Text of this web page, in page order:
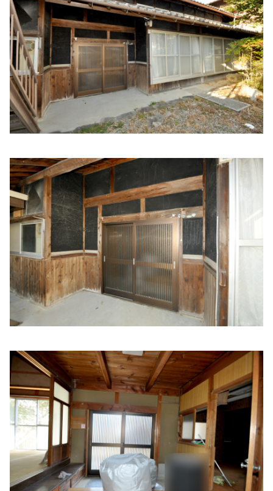
冨原内科
住所:兵庫県西脇市高田井町７４６−１ マップで見る
（社）西脇市多可郡医師会
住所: 兵庫県西脇市和田町６８８−８９ マップで見る
西脇志賀クリニック
住所:兵庫県西脇市西脇９５１−２０１ マップで見る
遠藤産婦人科医院
住所:兵庫県西脇市野村町１５５８−３ マップで見る
住所:兵庫県西脇市和田町６８８−８９ マップで見る
広野整形外科
住所: 兵庫県西脇市野村町７７０−２ マップで見る
南整形外科
住所:兵庫県西脇市和布町１７０−３ マップで見る
三木医院介護保険相談室
住所: 兵庫県西脇市大木町２８８−４ マップで見る
いわたウィメンズクリニック
住所:兵庫県西脇市上比延町４３２−４９ マップで見る
藤本歯科医院 西脇市
しばざくら動物診療所
住所:兵庫県西脇市羽安町１３−１ マップで見る
三木医院居宅介護支援 事業所
住所:兵庫県西脇市大木町２８８−４ マップで見る
鈴木内科医院
住所:
兵庫県西脇市野村町茜が丘１−１ マップで見る
もりわきクリニック
住所:兵庫県西脇市上野８８ マップで見る